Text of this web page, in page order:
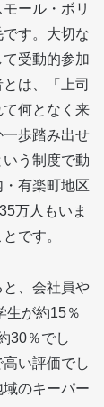
ール・ボリ
す。大切な
受動的参加
は、「上司
何となく来
歩踏み出せ
う制度で動
有楽町地区
万人もいま
です。
、会社員や
生が約15％
30％でし
い評価でし
のキーパー